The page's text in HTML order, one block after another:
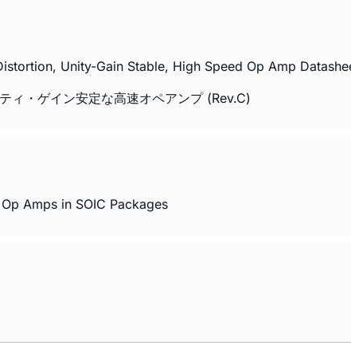
Unity-Gain Stable, High Speed Op Amp
・ゲイン安定な高速オペアンプ (Rev.C)
Amps in SOIC Packages